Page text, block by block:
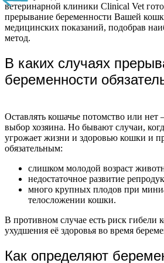
ветеринарной клиники Clinical Vet
прерывание беременности Вашей
медицинских показаний, подобрав
метод.
В каких случаях
беременности
Оставлять кошачье потомство или
выбор хозяина. Но бывают случаи,
угрожает жизни и здоровью кошки и
обязательным:
слишком молодой возраст
недостаточное развитие
много крупных плодов при
телосложении кошки.
В противном случае есть риск гибели
ухудшения её здоровья во время
Как определяют